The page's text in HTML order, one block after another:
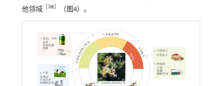
他领域［38］ （ 图4）。